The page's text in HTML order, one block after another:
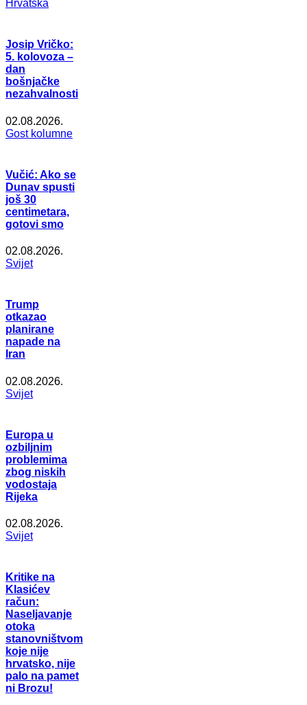
Hrvatska
Josip Vričko:
5. kolovoza –
dan
bošnjačke
nezahvalnosti
02.08.2026.
Gost kolumne
Vučić: Ako se
Dunav spusti
još 30
centimetara,
gotovi smo
02.08.2026.
Svijet
Trump
otkazao
planirane
napade na
Iran
02.08.2026.
Svijet
Europa u
ozbiljnim
problemima
zbog niskih
vodostaja
Rijeka
02.08.2026.
Svijet
Kritike na
Klasićev
račun:
Naseljavanje
otoka
stanovništvom
koje nije
hrvatsko, nije
palo na pamet
ni Brozu!